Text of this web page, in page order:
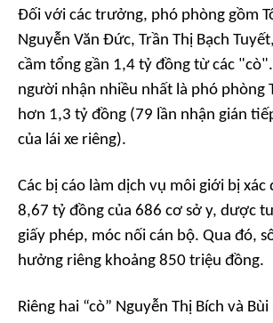
Đối với các trưởng, phó phòng gồm
Nguyễn Văn Đức, Trần Thị Bạch
cầm tổng gần 1,4 tỷ đồng từ các
người nhận nhiều nhất là phó phòng
hơn 1,3 tỷ đồng (79 lần nhận gián
của lái xe riêng).
Các bị cáo làm dịch vụ môi giới bị xác
8,67 tỷ đồng của 686 cơ sở y, dược
giấy phép, móc nối cán bộ. Qua đó,
hưởng riêng khoảng 850 triệu đồng.
Riêng hai “cò” Nguyễn Thị Bích và